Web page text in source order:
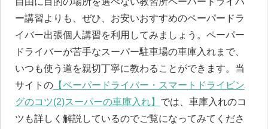
ー講習よりも、ぜひ、お安いおすすめのペーパードラ
イバー出張個人講習を利用してみましょう。ペーパー
ドライバーが苦手なスーパー駐車場の車庫入れまで、
いつも使う道を親切丁寧に教わることができます。当
サイトの【ペーパードライバー・スマートドライビン
グのコツ(2)スーパーの車庫入れ】 では、車庫入れのコ
ツも詳しく解説しているのでご覧になってみてくださ